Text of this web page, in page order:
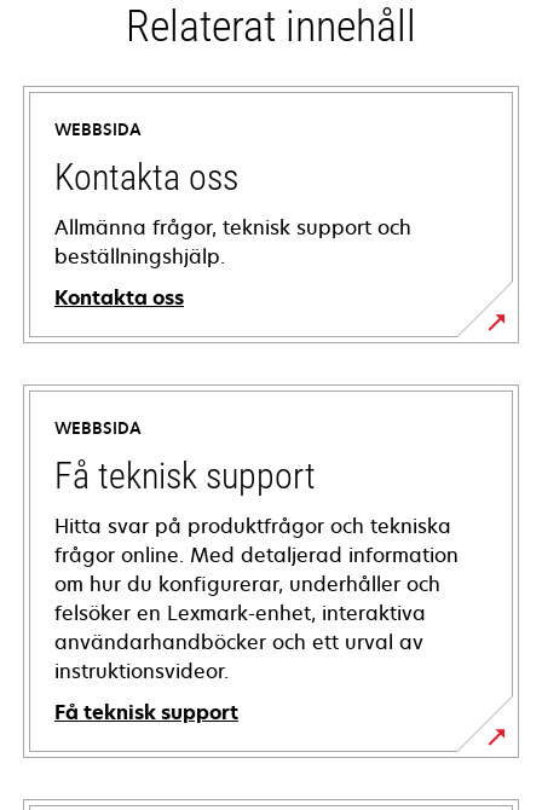
Relaterat innehåll
WEBBSIDA
Kontakta oss
Allmänna frågor, teknisk support och
beställningshjälp.
Kontakta oss
WEBBSIDA
Få teknisk support
Hitta svar på produktfrågor och tekniska
frågor online. Med detaljerad information
om hur du konfigurerar, underhåller och
felsöker en Lexmark-enhet, interaktiva
användarhandböcker och ett urval av
instruktionsvideor.
Få teknisk support
opens
in